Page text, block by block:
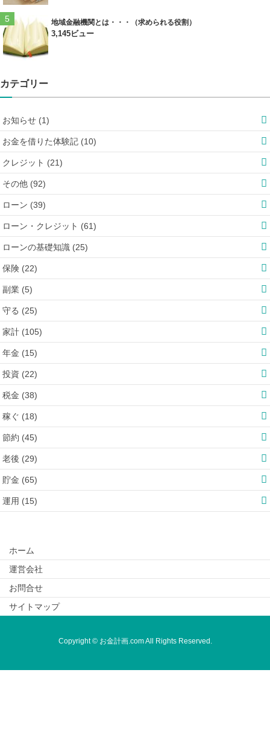
地域金融機関とは・・・（求められる役割）
3,145ビュー
カテゴリー
お知らせ (1)
お金を借りた体験記 (10)
クレジット (21)
その他 (92)
ローン (39)
ローン・クレジット (61)
ローンの基礎知識 (25)
保険 (22)
副業 (5)
守る (25)
家計 (105)
年金 (15)
投資 (22)
税金 (38)
稼ぐ (18)
節約 (45)
老後 (29)
貯金 (65)
運用 (15)
ホーム
運営会社
お問合せ
サイトマップ
Copyright © お金計画.com All Rights Reserved.